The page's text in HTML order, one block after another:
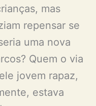
mas
repensar se
uma nova
Quem o via
jovem rapaz,
estava